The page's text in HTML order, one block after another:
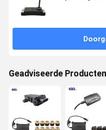
Geadviseerde Producten